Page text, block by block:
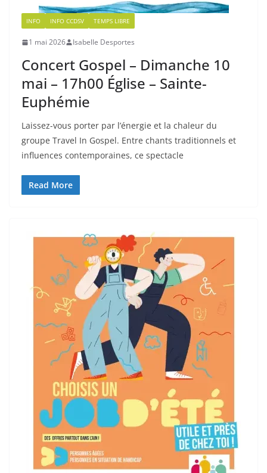
INFO INFO CCDSV TEMPS LIBRE
1 mai 2026 Isabelle Desportes
Concert Gospel – Dimanche 10
mai – 17h00 Église – Sainte-
Euphémie
Laissez-vous porter par l’énergie et la chaleur du
groupe Travel In Gospel. Entre chants traditionnels et
influences contemporaines, ce spectacle
Read More